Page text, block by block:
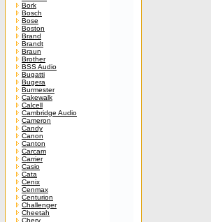
Bork
Bosch
Bose
Boston
Brand
Brandt
Braun
Brother
BSS Audio
Bugatti
Bugera
Burmester
Cakewalk
Calcell
Cambridge Audio
Cameron
Candy
Canon
Canton
Carcam
Carrier
Casio
Cata
Cenix
Cenmax
Centurion
Challenger
Cheetah
Chery